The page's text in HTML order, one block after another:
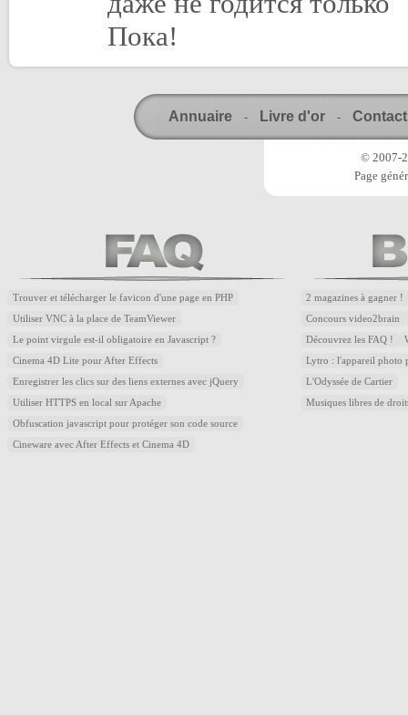
Пока!
Annuaire - Livre d'or - Contact
© 2007-
Page
Trouver et télécharger le favicon d'une page en PHP
Utiliser VNC à la place de TeamViewer
Le point virgule est-il obligatoire en Javascript ?
Cinema 4D Lite pour After Effects
Enregistrer les clics sur des liens externes avec jQuery
Utiliser HTTPS en local sur Apache
Obfuscation javascript pour protéger son code source
Cineware avec After Effects et Cinema 4D
2 magazines à gagner !
Concours video2brain
Découvrez les FAQ !
Lytro : l'appareil photo
L'Odyssée de Cartier
Musiques libres de